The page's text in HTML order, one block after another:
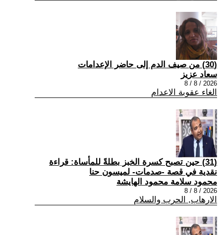
(30) من صيف الدم إلى حاضر الإعدامات
سعاد عزيز
2026 / 8 / 8
الغاء عقوبة الاعدام
(31) حين تصبح كسرة الخبز بطلةً للمأساة: قراءة
نقدية في قصة -صدمات- لميسون حنا
محمود سلامة محمود الهايشة
2026 / 8 / 8
الارهاب, الحرب والسلام